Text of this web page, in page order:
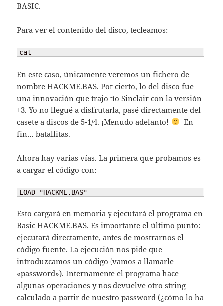
BASIC.
Para ver el contenido del disco, tecleamos:
cat
En este caso, únicamente veremos un fichero de
nombre HACKME.BAS. Por cierto, lo del disco fue
una innovación que trajo tío Sinclair con la versión
+3. Yo no llegué a disfrutarla, pasé directamente del
casete a discos de 5-1/4. ¡Menudo adelanto!
En
fin… batallitas.
Ahora hay varias vías. La primera que probamos es
a cargar el código con:
LOAD "HACKME.BAS"
Esto cargará en memoria y ejecutará el programa en
Basic HACKME.BAS. Es importante el último punto:
ejecutará directamente, antes de mostrarnos el
código fuente. La ejecución nos pide que
introduzcamos un código (vamos a llamarle
«password»). Internamente el programa hace
algunas operaciones y nos devuelve otro string
calculado a partir de nuestro password (¿cómo lo ha